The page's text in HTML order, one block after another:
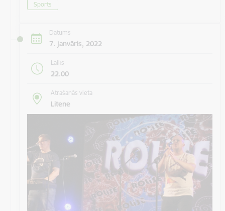
Sports
Datums
7. janvāris, 2022
Laiks
22.00
Atrašanās vieta
Litene